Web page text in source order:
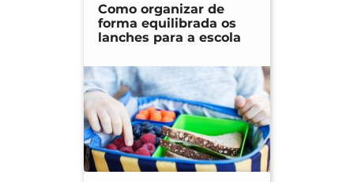
Como organizar de
forma equilibrada os
lanches para a escola